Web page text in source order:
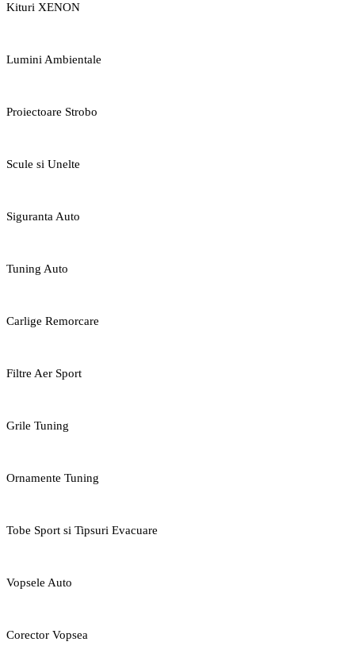
Kituri XENON
Lumini Ambientale
Proiectoare Strobo
Scule si Unelte
Siguranta Auto
Tuning Auto
Carlige Remorcare
Filtre Aer Sport
Grile Tuning
Ornamente Tuning
Tobe Sport si Tipsuri Evacuare
Vopsele Auto
Corector Vopsea